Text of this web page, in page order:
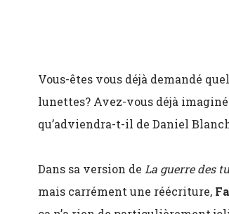
Vous-êtes vous déjà demandé
lunettes? Avez-vous déjà
qu’adviendra-t-il de Daniel
Dans sa version de La guerre des
mais carrément une réécriture,